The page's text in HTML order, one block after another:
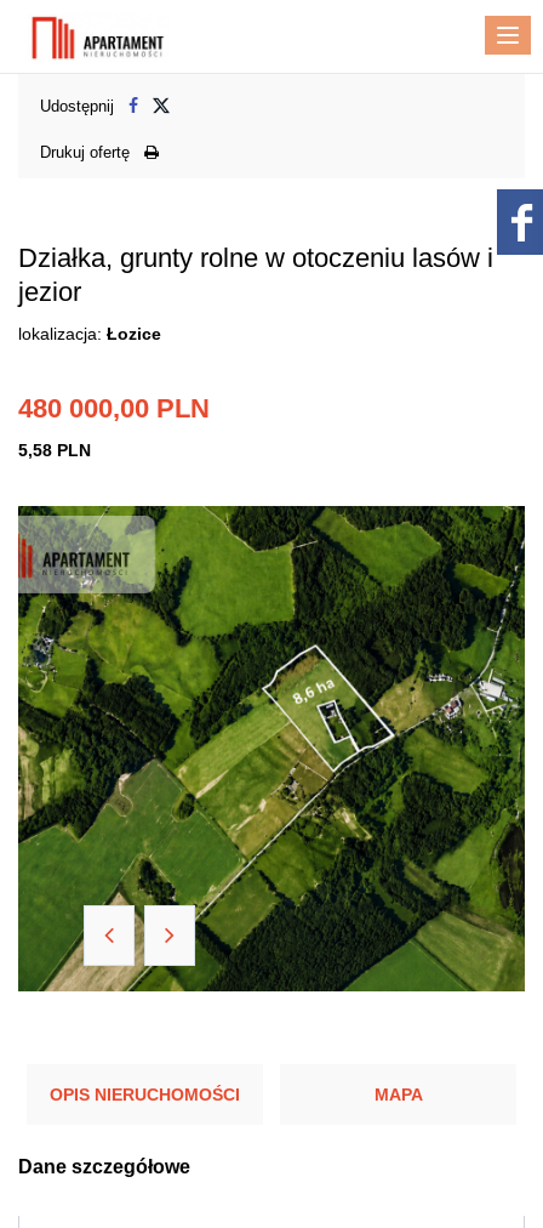
Udostępnij
Drukuj ofertę
Działka, grunty rolne w otoczeniu lasów i
jezior
lokalizacja: Łozice
480 000,00 PLN
5,58 PLN
OPIS NIERUCHOMOŚCI MAPA
Dane szczegółowe